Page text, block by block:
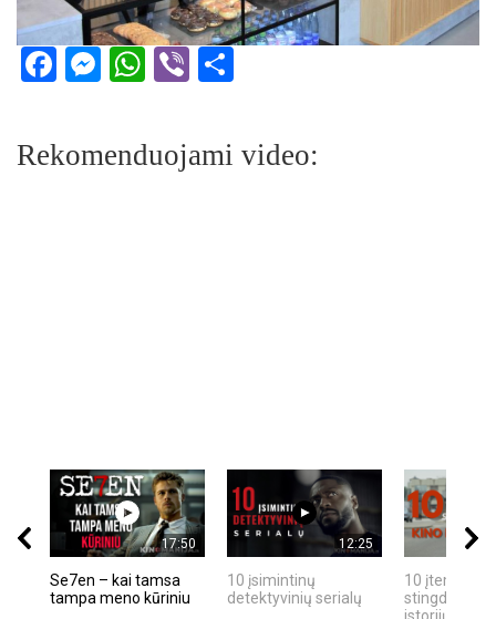
Facebook
Messenger
WhatsApp
Viber
Rekomenduojami video:
17:50
Se7en – kai tamsa
tampa meno kūriniu
12:25
10 įsimintinų
detektyvinių serialų
10 įtemptų,
stingdančių
istorijų